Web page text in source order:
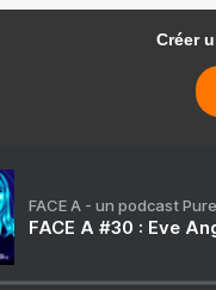
Créer
FACE A - un podcast
FACE A #30 : Eve